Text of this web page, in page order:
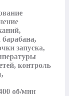
барабана,
запуска,
контроль
об/мин